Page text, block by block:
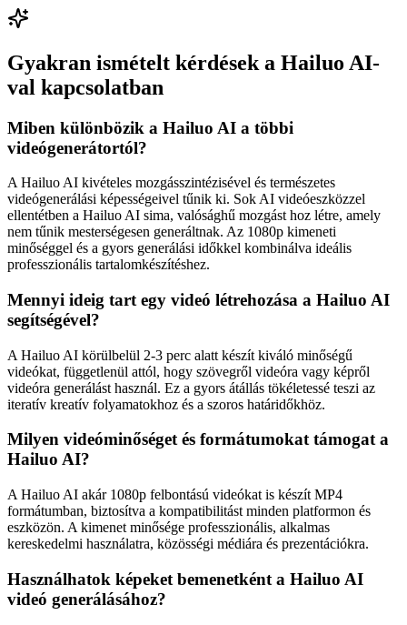
Gyakran ismételt kérdések a Hailuo AI-
val kapcsolatban
Miben különbözik a Hailuo AI a többi
videógenerátortól?
A Hailuo AI kivételes mozgásszintézisével és természetes
videógenerálási képességeivel tűnik ki. Sok AI videóeszközzel
ellentétben a Hailuo AI sima, valósághű mozgást hoz létre, amely
nem tűnik mesterségesen generáltnak. Az 1080p kimeneti
minőséggel és a gyors generálási időkkel kombinálva ideális
professzionális tartalomkészítéshez.
Mennyi ideig tart egy videó létrehozása a Hailuo AI
segítségével?
A Hailuo AI körülbelül 2-3 perc alatt készít kiváló minőségű
videókat, függetlenül attól, hogy szövegről videóra vagy képről
videóra generálást használ. Ez a gyors átállás tökéletessé teszi az
iteratív kreatív folyamatokhoz és a szoros határidőkhöz.
Milyen videóminőséget és formátumokat támogat a
Hailuo AI?
A Hailuo AI akár 1080p felbontású videókat is készít MP4
formátumban, biztosítva a kompatibilitást minden platformon és
eszközön. A kimenet minősége professzionális, alkalmas
kereskedelmi használatra, közösségi médiára és prezentációkra.
Használhatok képeket bemenetként a Hailuo AI
videó generálásához?